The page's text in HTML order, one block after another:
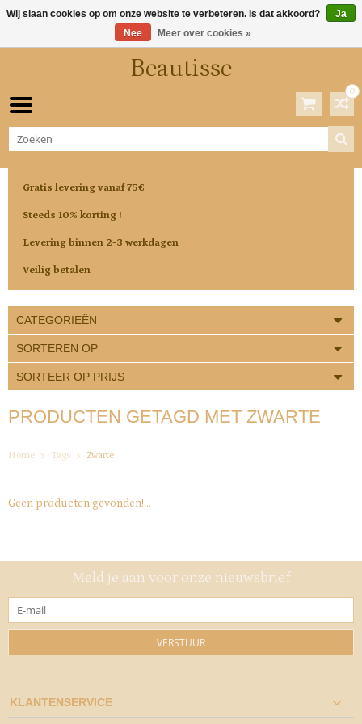
Beautisse
0
Gratis levering vanaf 75€
Steeds 10% korting !
Levering binnen 2-3 werkdagen
Veilig betalen
CATEGORIEËN
SORTEREN OP
SORTEER OP PRIJS
PRODUCTEN GETAGD MET ZWARTE
Home Tags Zwarte
Geen producten gevonden!...
Meld je aan voor onze nieuwsbrief
VERSTUUR
KLANTENSERVICE
Wij slaan cookies op om onze website te verbeteren. Is dat akkoord?
Ja
Nee
Meer over cookies »